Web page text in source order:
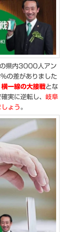
県内3000人アン
の差がありました
一線の大接戦とな
実に逆転し、岐阜
ょう 。